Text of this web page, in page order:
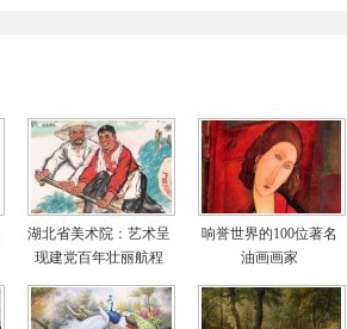
湖北省美术院：艺术呈
现建党百年壮丽航程
响誉世界的100位著名
油画画家